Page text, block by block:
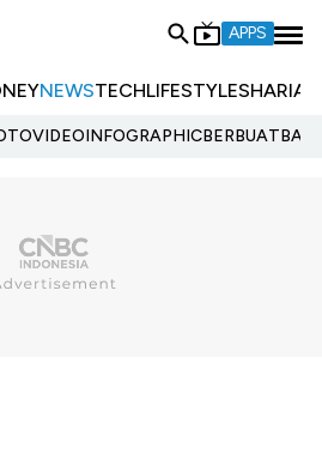
APPS
NEWSTECHLIFESTYLESHARIA
VIDEOINFOGRAPHIC